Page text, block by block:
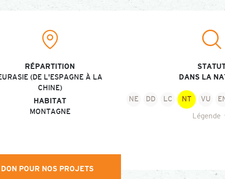
RÉPARTITION
(DE L'ESPAGNE À LA
CHINE)
HABITAT
MONTAGNE
DANS LA
NE DD LC NT VU
Légende
EX
POUR NOS PROJETS